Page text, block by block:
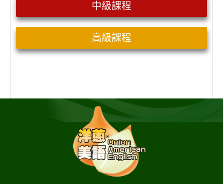
中級課程
高級課程